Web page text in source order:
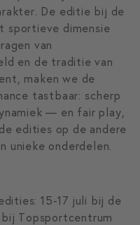
De editie bij de
sportieve dimensie
van
en de traditie van
maken we de
tastbaar: scherp
— en fair play,
edities op de andere
unieke onderdelen.
15-17 juli bij de
bij Topsportcentrum